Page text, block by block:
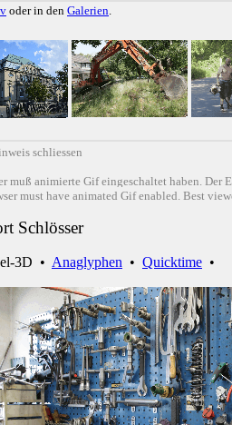
oder in den Galerien.
schliessen
muß animierte Gif eingeschaltet haben. Der
must have animated Gif enabled. Best
Schlösser
3D • Anaglyphen • Quicktime •